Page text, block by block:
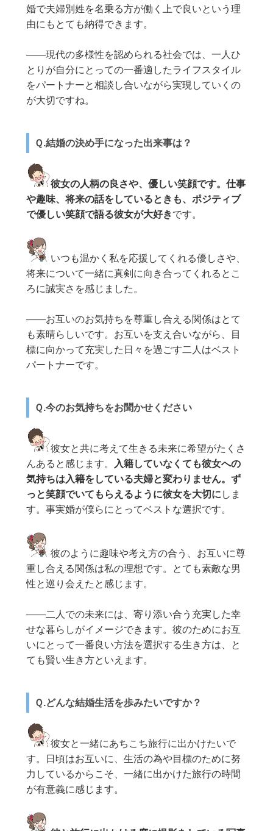
婚で夫婦別姓を名乗る方が働く上で良いという理
由にもとても納得できます。
——現代の多様性を認められる社会では、一人ひ
とりが自分にとっての一番適したライフスタイル
をパートナーと相談し合いながら実現していくの
が大切ですね。
Ｑ.結婚の決め手になった出来事は？
彼女の人柄の良さや、優しい笑顔です。仕事
や趣味、将来の話をしているときも、ポジティブ
で優しい笑顔で語る彼女が大好きです。
いつも温かく私を応援してくれる優しさや、
将来について一緒に真剣に向き合ってくれるとこ
ろに誠実さを感じました。
——お互いのお気持ちを尊重し合える関係はとて
も素晴らしいです。お互いを支え合いながら、目
標に向かって充実した日々を過ごす二人はベスト
パートナーです。
Ｑ.今のお気持ちをお聞かせください
彼女と共に考えて生きる未来に希望がたくさ
んあると感じます。
入籍していなくても彼女への
気持ちは入籍をしている夫婦と変わりません。ず
っと笑顔でいてもらえるように彼女を大切に しま
す。事実婚が僕らにとってベストな選択です。
彼のように趣味や考え方の合う、お互いに尊
重し合える関係は私の理想です。とても素敵な男
性と巡り会えたと感じます。
——二人での未来には、寄り添い合う充実した幸
せな暮らしがイメージできます。彼のためにお互
いにとって一番良い方法を選択する生き方は、と
ても賢い生き方といえます。
Ｑ.どんな結婚生活を歩みたいですか？
彼女と一緒にあちこち旅行に出かけたいで
す。日頃はお互いに、生活の為や目標のために努
力しているからこそ、一緒に出かけた旅行の時間
が有意義に感じます。